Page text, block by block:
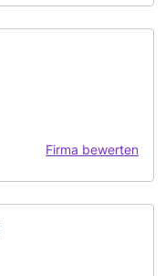
Firma bewerten